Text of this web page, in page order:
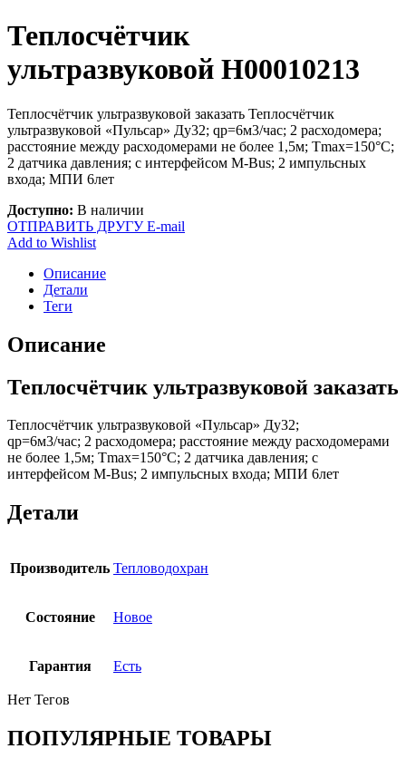
Теплосчётчик
ультразвуковой Н00010213
Теплосчётчик ультразвуковой заказать Теплосчётчик
ультразвуковой «Пульсар» Ду32; qp=6м3/час; 2 расходомера;
расстояние между расходомерами не более 1,5м; Tmax=150°С;
2 датчика давления; с интерфейсом M-Bus; 2 импульсных
входа; МПИ 6лет
Доступно: В наличии
ОТПРАВИТЬ ДРУГУ E-mail
Add to Wishlist
Описание
Детали
Теги
Описание
Теплосчётчик ультразвуковой заказать
Теплосчётчик ультразвуковой «Пульсар» Ду32;
qp=6м3/час; 2 расходомера; расстояние между расходомерами
не более 1,5м; Tmax=150°С; 2 датчика давления; с
интерфейсом M-Bus; 2 импульсных входа; МПИ 6лет
Детали
Производитель Тепловодохран
Состояние Новое
Гарантия Есть
Нет Тегов
ПОПУЛЯРНЫЕ ТОВАРЫ